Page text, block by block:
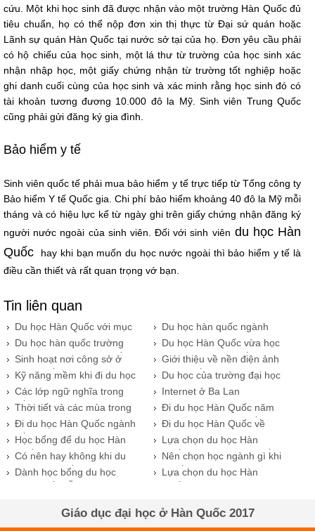
cứu. Một khi học sinh đã được nhận vào một trường Hàn Quốc đủ
tiêu chuẩn, họ có thể nộp đơn xin thị thực từ Đại sứ quán hoặc
Lãnh sự quán Hàn Quốc tại nước sở tại của họ. Đơn yêu cầu phải
có hộ chiếu của học sinh, một lá thư từ trường của học sinh xác
nhận nhập học, một giấy chứng nhận từ trường tốt nghiệp hoặc
ghi danh cuối cùng của học sinh và xác minh rằng học sinh đó có
tài khoản tương đương 10.000 đô la Mỹ. Sinh viên Trung Quốc
cũng phải gửi đăng ký gia đình.
Bảo hiểm y tế
Sinh viên quốc tế phải mua bảo hiểm y tế trực tiếp từ Tổng công ty
Bảo hiểm Y tế Quốc gia. Chi phí bảo hiểm khoảng 40 đô la Mỹ mỗi
tháng và có hiệu lực kể từ ngày ghi trên giấy chứng nhận đăng ký
người nước ngoài của sinh viên. Đối với sinh viên du học Hàn
Quốc
hay khi bạn muốn du học nước ngoài thì bảo hiểm y tế là
điều cần thiết và rất quan trọng vớ bạn.
Tin liên quan
Du học Hàn Quốc với mục
đích gì?
​Du học hàn quốc ngành
dược cơ hội tương lai mở
rộng.
Du học hàn quốc trường
đại học Seo Kyeong nhiều
ưu đãi.
​Du học Hàn Quốc vừa học
vừa làm và cuộc sống.
Sinh hoạt nơi công sở ở
Hàn Quốc
Giới thiệu về nền điện ảnh
Hàn Quốc
Kỹ năng mềm khi đi du học
Hàn
Du học của trường đại học
Yonsei tại Seoul
Các lớp ngữ nghĩa trong
tiếng Ba Lan
Internet ở Ba Lan
Thời tiết và các mùa trong
năm ở Ba Lan
Đi du học Hàn Quốc năm
2017 với đại học Quốc gia
Seoul
Đi du học Hàn Quốc ngành
kế toán năm 2017
Đi du học Hàn Quốc về
ngành làm đẹp
Học bổng để du học Hàn
Quốc tại Busan
Lựa chọn du học Hàn
Quốc hay là Nhật Bản tốt
hơn
Có nên hay không khi du
học Hàn Quốc?
Nên chọn học ngành gì khi
quyết định đi du học Hàn
Quốc?
Dành học bổng du học
Hàn Quốc dễ hay khó ?
Lựa chọn du học Hàn
Quốc hay là Nhật Bản
Giáo dục đại học ở Hàn Quốc 2017